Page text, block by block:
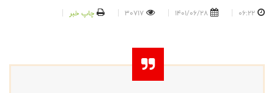
06:22
1401/06/28
30717 چاپ خبر